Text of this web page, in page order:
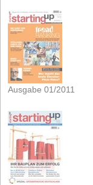
Ausgabe 01/2011